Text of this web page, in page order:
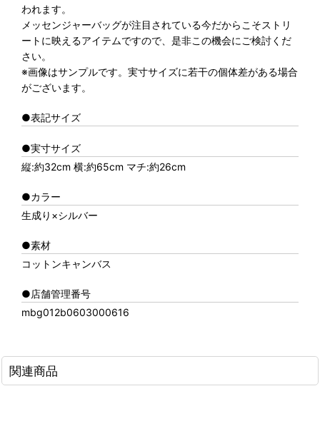
われます。
メッセンジャーバッグが注目されている今だからこそストリ
ートに映えるアイテムですので、是非この機会にご検討くだ
さい。
※画像はサンプルです。実寸サイズに若干の個体差がある場合
がございます。
●表記サイズ
●実寸サイズ
縦:約32cm 横:約65cm マチ:約26cm
●カラー
生成り×シルバー
●素材
コットンキャンバス
●店舗管理番号
mbg012b0603000616
関連商品